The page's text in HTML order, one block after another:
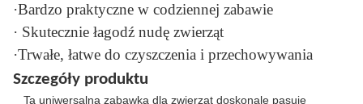
·Bardzo praktyczne w codziennej zabawie
· Skutecznie łagodź nudę zwierząt
·Trwałe, łatwe do czyszczenia i przechowywania
Szczegóły produktu
Ta uniwersalna zabawka dla zwierząt doskonale pasuje